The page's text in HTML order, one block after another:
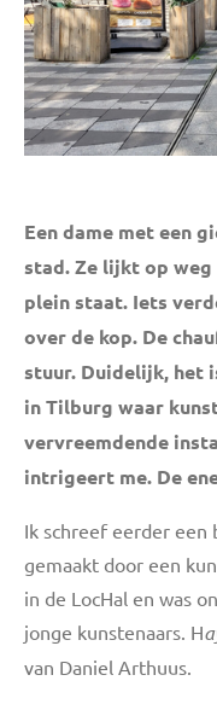
Een dame met een
stad. Ze lijkt op
plein staat. Iets
over de kop. De
stuur. Duidelijk, het
in Tilburg waar
vervreemdende
intrigeert me. De
Ik schreef eerder een
gemaakt door een
in de LocHal en was
jonge kunstenaars. H
van Daniel Arthuus.